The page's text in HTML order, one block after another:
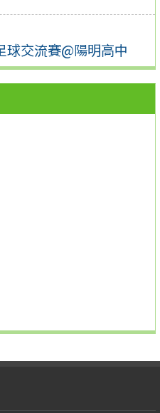
交流賽@陽明高中